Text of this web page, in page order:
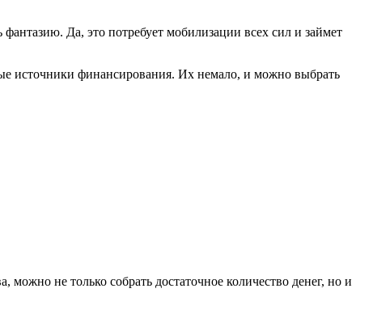
Да, это потребует мобилизации всех сил и займет
источники финансирования. Их немало, и можно выбрать
не только собрать достаточное количество денег, но и